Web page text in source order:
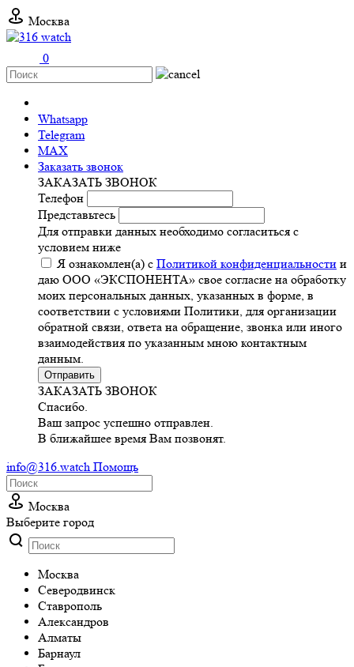
Москва
0
Whatsapp
Telegram
MAX
Заказать звонок
ЗАКАЗАТЬ ЗВОНОК
Телефон
Представьтесь
Для отправки данных необходимо согласиться с
условием ниже
Я ознакомлен(а) с Политикой конфиденциальности и
даю ООО «ЭКСПОНЕНТА» свое согласие на обработку
моих персональных данных, указанных в форме, в
соответствии с условиями Политики, для организации
обратной связи, ответа на обращение, звонка или иного
взаимодействия по указанным мною контактным
данным.
Отправить
ЗАКАЗАТЬ ЗВОНОК
Спасибо.
Ваш запрос успешно отправлен.
В ближайшее время Вам позвонят.
info@316.watch Помощь
Москва
Выберите город
Москва
Cеверодвинск
Cтаврополь
Александров
Алматы
Барнаул